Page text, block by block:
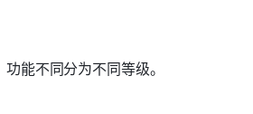
能不同分为不同等级。